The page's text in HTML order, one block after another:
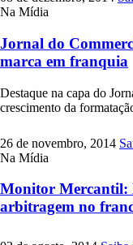
Na Mídia
Jornal do
marca em franquia
Destaque na capa do
crescimento da
26 de novembro, 2014
Na Mídia
Monitor Mercantil:
arbitragem no